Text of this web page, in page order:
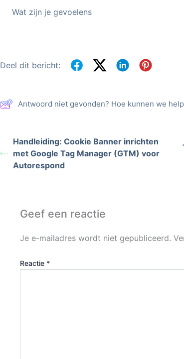
Wat zijn je gevoelens
Deel dit bericht:
Antwoord niet gevonden? Hoe kunnen we
Handleiding: Cookie Banner inrichten
met Google Tag Manager (GTM) voor
Autorespond
Geef een reactie
Je e-mailadres wordt niet gepubliceerd.
Reactie *